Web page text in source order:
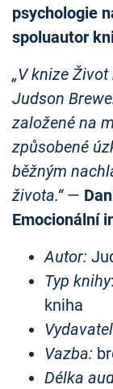
psychologie
spoluautor
„V knize
Judson
založené na
způsobené
běžným
života.“—
Emocionální
Autor:
Typ knihy
kniha
Vazba:
Délka